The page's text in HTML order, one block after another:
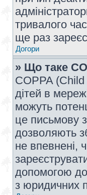
тривалого
ще раз
Догори
» Що таке
COPPA (Child
дітей в
можуть
це письмову
дозволяють
не впевнені,
допомогою
з юридичних